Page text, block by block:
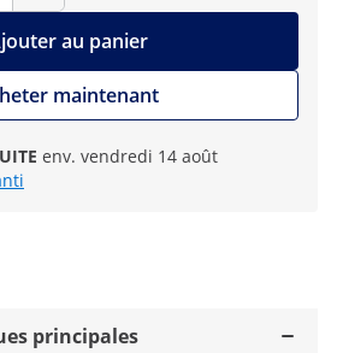
au panier
maintenant
env. vendredi 14 août
principales